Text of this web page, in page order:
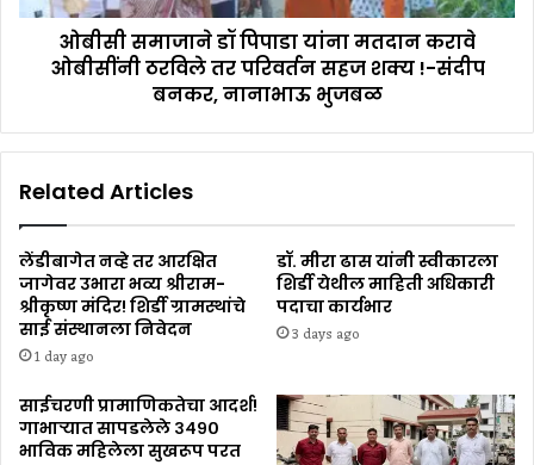
ओबीसी समाजाने डॉ पिपाडा यांना मतदान करावे
ओबीसींनी ठरविले तर परिवर्तन सहज शक्य !-संदीप
बनकर, नानाभाऊ भुजबळ
Related Articles
लेंडीबागेत नव्हे तर आरक्षित
जागेवर उभारा भव्य श्रीराम-
श्रीकृष्ण मंदिर! शिर्डी ग्रामस्थांचे
साई संस्थानला निवेदन
1 day ago
डॉ. मीरा ढास यांनी स्वीकारला
शिर्डी येथील माहिती अधिकारी
पदाचा कार्यभार
3 days ago
साईचरणी प्रामाणिकतेचा आदर्श!
गाभाऱ्यात सापडलेले ३४९०
भाविक महिलेला सुखरूप परत